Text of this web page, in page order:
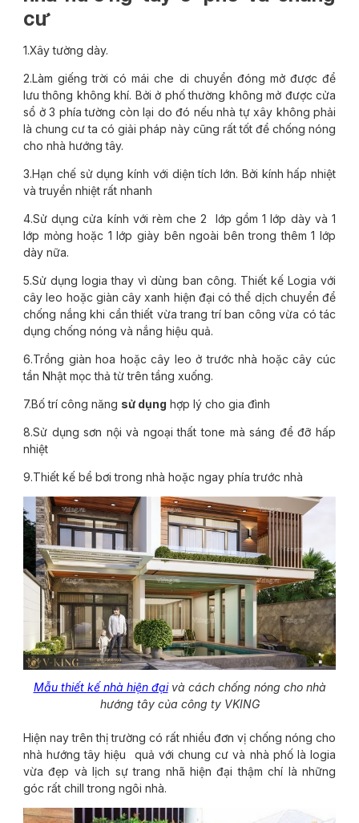
cư
1.Xây tường dày.
2.Làm giếng trời có mái che di chuyển đóng mở được để
lưu thông không khí. Bởi ở phố thường không mở được cửa
sổ ở 3 phía tường còn lại do đó nếu nhà tự xây không phải
là chung cư ta có giải pháp này cũng rất tốt để chống nóng
cho nhà hướng tây.
3.Hạn chế sử dụng kính với diện tích lớn. Bởi kính hấp nhiệt
và truyền nhiệt rất nhanh
4.Sử dụng cửa kính với rèm che 2 lớp gồm 1 lớp dày và 1
lớp mỏng hoặc 1 lớp giày bên ngoài bên trong thêm 1 lớp
dày nữa.
5.Sử dụng logia thay vì dùng ban công. Thiết kế Logia với
cây leo hoặc giàn cây xanh hiện đại có thể dịch chuyển để
chống nắng khi cần thiết vừa trang trí ban công vừa có tác
dụng chống nóng và nắng hiệu quả.
6.Trồng giàn hoa hoặc cây leo ở trước nhà hoặc cây cúc
tần Nhật mọc thả từ trên tầng xuống.
7.Bố trí công năng sử dụng hợp lý cho gia đình
8.Sử dụng sơn nội và ngoại thất tone mà sáng để đỡ hấp
nhiệt
9.Thiết kế bể bơi trong nhà hoặc ngay phía trước nhà
Mẫu thiết kế nhà hiện đạivà cách chống nóng cho nhà
hướng tây của công ty VKING
Hiện nay trên thị trường có rất nhiều đơn vị chống nóng cho
nhà hướng tây hiệu quả với chung cư và nhà phố là logia
vừa đẹp và lịch sự trang nhã hiện đại thậm chí là những
góc rất chill trong ngôi nhà.